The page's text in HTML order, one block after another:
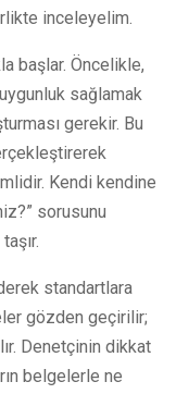
inceleyelim.
başlar. Öncelikle,
sağlamak
gerekir. Bu
Kendi kendine
sorusunu
standartlara
gözden geçirilir;
Denetçinin dikkat
belgelerle ne